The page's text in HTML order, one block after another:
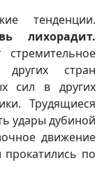
тенденции.
лихорадит.
стран
сил в других
Трудящиеся
удары дубиной
движение
по